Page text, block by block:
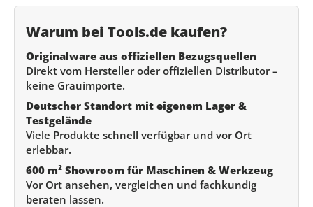
Warum bei Tools.de kaufen?
Originalware aus offiziellen Bezugsquellen
Direkt vom Hersteller oder offiziellen Distributor –
keine Grauimporte.
Deutscher Standort mit eigenem Lager &
Testgelände
Viele Produkte schnell verfügbar und vor Ort
erlebbar.
600 m² Showroom für Maschinen & Werkzeug
Vor Ort ansehen, vergleichen und fachkundig
beraten lassen.